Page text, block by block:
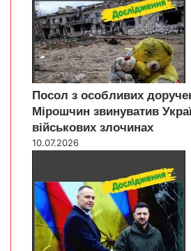
Посол з особливих
Мірошчин звинуватив
військових злочинах
10.07.2026